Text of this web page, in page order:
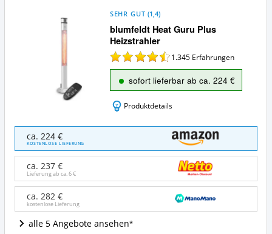
blumfeldt Heat Guru Plus
Heizstrahler
SEHR GUT (1,4)
1.345 Erfahrungen
sofort lieferbar ab ca. 224 €
Produktdetails
blumfeldt
Heat
Guru
Plus
Heizstrahler
Angebote:
dieser
Infrarot-
ca. 224 €
KOSTENLOSE LIEFERUNG
ca. 237 €
Lieferung ab ca.6 €
ca. 282 €
kostenlose Lieferung
alle 5 Angebote ansehen